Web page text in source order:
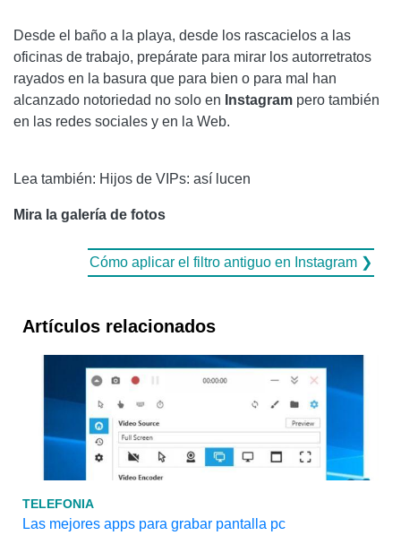
Desde el baño a la playa, desde los rascacielos a las
oficinas de trabajo, prepárate para mirar los autorretratos
rayados en la basura que para bien o para mal han
alcanzado notoriedad no solo en Instagram pero también
en las redes sociales y en la Web.
Lea también: Hijos de VIPs: así lucen
Mira la galería de fotos
Cómo aplicar el filtro antiguo en Instagram ❯
Artículos relacionados
TELEFONIA
Las mejores apps para grabar pantalla pc